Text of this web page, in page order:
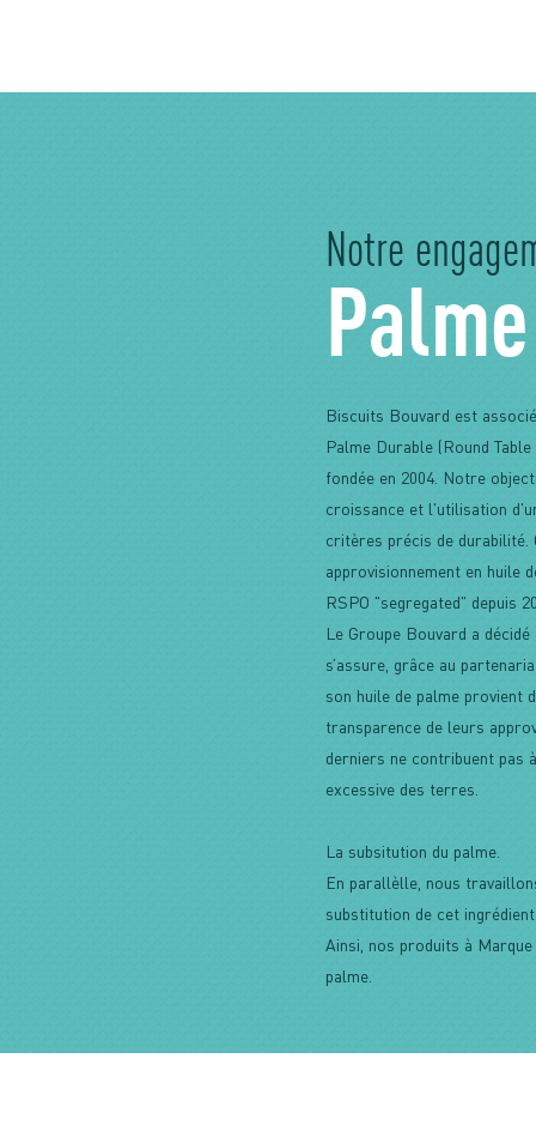
Notre
Biscuits Bouvard est
Palme Durable (Round
fondée en 2004. Notre
croissance et l'utilisation
critères précis de durabilité.
approvisionnement en huile
RSPO "segregated" depuis
Le Groupe Bouvard a
s’assure, grâce au
son huile de palme provient
transparence de leurs
derniers ne contribuent pas
excessive des terres.
La subsitution du palme.
En parallèlle, nous
substitution de cet
Ainsi, nos produits à
palme.